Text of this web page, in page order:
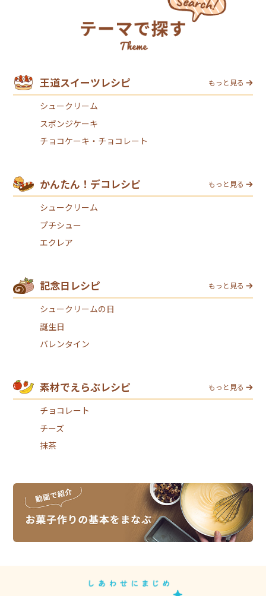
王道スイーツレシピ もっと見る
シュークリーム
スポンジケーキ
チョコケーキ・チョコレート
かんたん！デコレシピ もっと見る
シュークリーム
プチシュー
エクレア
記念日レシピ もっと見る
シュークリームの日
誕生日
バレンタイン
素材でえらぶレシピ もっと見る
チョコレート
チーズ
抹茶